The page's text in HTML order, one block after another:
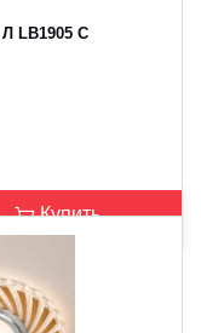
LB1905 C
Купить